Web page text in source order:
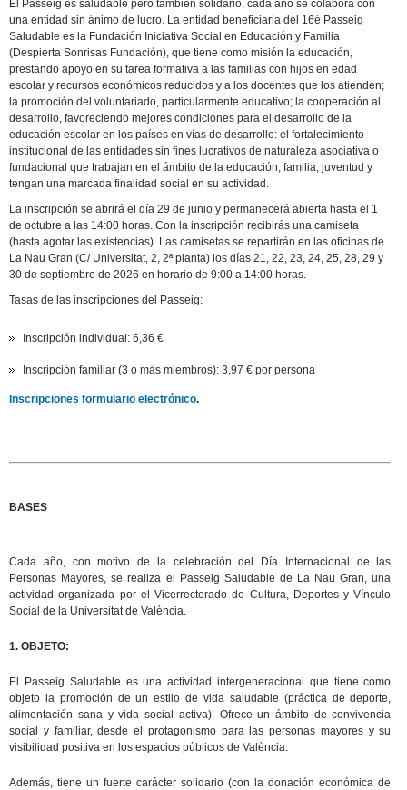
El Passeig es saludable pero también solidario, cada año se colabora con
una entidad sin ánimo de lucro. La entidad beneficiaria del 16é Passeig
Saludable es la Fundación Iniciativa Social en Educación y Familia
(Despierta Sonrisas Fundación), que tiene como misión la educación,
prestando apoyo en su tarea formativa a las familias con hijos en edad
escolar y recursos económicos reducidos y a los docentes que los atienden;
la promoción del voluntariado, particularmente educativo; la cooperación al
desarrollo, favoreciendo mejores condiciones para el desarrollo de la
educación escolar en los países en vías de desarrollo: el fortalecimiento
institucional de las entidades sin fines lucrativos de naturaleza asociativa o
fundacional que trabajan en el ámbito de la educación, familia, juventud y
tengan una marcada finalidad social en su actividad.
La inscripción se abrirá el día 29 de junio y permanecerá abierta hasta el 1
de octubre a las 14:00 horas. Con la inscripción recibirás una camiseta
(hasta agotar las existencias). Las camisetas se repartirán en las oficinas de
La Nau Gran (C/ Universitat, 2, 2ª planta) los días 21, 22, 23, 24, 25, 28, 29 y
30 de septiembre de 2026 en horario de 9:00 a 14:00 horas.
Tasas de las inscripciones del Passeig:
Inscripción individual: 6,36 €
Inscripción familiar (3 o más miembros): 3,97 € por persona
Inscripciones formulario electrónico.
BASES
Cada año, con motivo de la celebración del Día Internacional de las
Personas Mayores, se realiza el Passeig Saludable de La Nau Gran, una
actividad organizada por el Vicerrectorado de Cultura, Deportes y Vínculo
Social de la Universitat de València.
1. OBJETO:
El Passeig Saludable es una actividad intergeneracional que tiene como
objeto la promoción de un estilo de vida saludable (práctica de deporte,
alimentación sana y vida social activa). Ofrece un ámbito de convivencia
social y familiar, desde el protagonismo para las personas mayores y su
visibilidad positiva en los espacios públicos de València.
Además, tiene un fuerte carácter solidario (con la donación económica de